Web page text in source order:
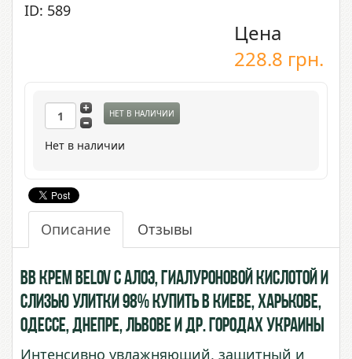
ID: 589
Цена
228.8 грн.
НЕТ В НАЛИЧИИ
Нет в наличии
Описание Отзывы
ВВ крем Belov с Алоэ, Гиалуроновой Кислотой и
Слизью Улитки 98% купить в Киеве, Харькове,
Одессе, Днепре, Львове и др. городах Украины
Интенсивно увлажняющий, защитный и